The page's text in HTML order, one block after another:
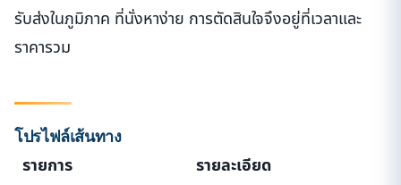
รับส่งในภูมิภาค ที่นั่งหาง่าย การตัดสินใจจึงอยู่ที่เวลาและ
ราคารวม
โปรไฟล์เส้นทาง
รายการ รายละเอียด